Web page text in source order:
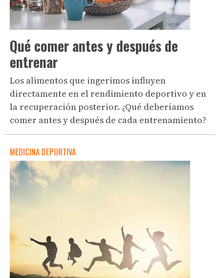
Qué comer antes y después de
entrenar
Los alimentos que ingerimos influyen
directamente en el rendimiento deportivo y en
la recuperación posterior. ¿Qué deberíamos
comer antes y después de cada entrenamiento?
MEDICINA DEPORTIVA